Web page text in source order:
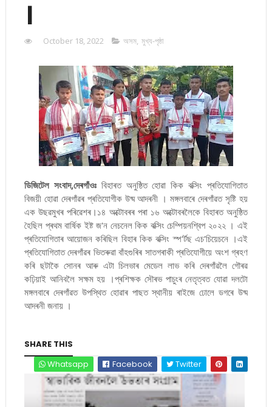
।
October 18, 2022 অসম, মুখ্য-পৃষ্ঠা
ডিজিটেল সংবাদ,দেৰগাঁওঃবিহাৰত অনুষ্ঠিত হোৱা কিক বক্সিং প্ৰতিযোগিতাত
বিজয়ী হোৱা দেৰগাঁৱৰ প্ৰতিযোগীক উষ্ম আদৰনী । মঙ্গলবাৰে দেৰগাঁৱত সৃষ্টি হয়
এক উছৱমুখৰ পৰিৱেশৰ।১৪ অক্টোবৰৰ পৰা ১৬ অক্টোবৰলৈকে বিহাৰত অনুষ্ঠিত
হৈছিল প্ৰথম বাৰ্ষিক ইষ্ট জ'ন নেচনেল কিক বক্সিং চেম্পিয়নশ্বিপ ২০২২ । এই
প্ৰতিযোগিতাৰ আয়োজন কৰিছিল বিহাৰ কিক বক্সিং স্প'ৰ্টছ এচ'চিয়েচনে ।এই
প্ৰতিযোগিতাত দেৰগাঁৱৰ ভিতৰুৱা বাঁহগুৰিৰ সাতগৰাকী প্ৰতিযোগীয়ে অংশ গ্ৰহণ
কৰি ছটাকৈ সোনৰ আৰু এটা চিলভাৰ মেডেল লাভ কৰি দেৰগাঁৱলৈ গৌৰৱ
কঢ়িয়াই আনিবলৈ সক্ষম হয় ।প্ৰশিক্ষক সৌৰভ পাচুংৰ নেতৃত্বত যোৱা দলটো
মঙ্গলবাৰে দেৰগাঁৱত উপস্থিত হোৱাৰ পাছত স্থানীয় ৰাইজে ঢোলে ডগৰে উষ্ম
আদৰনী জনায় ।
SHARE THIS
Whatsapp
Facebook Twitter